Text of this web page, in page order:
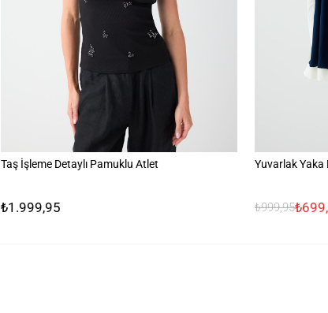
Taş İşleme Detaylı Pamuklu Atlet
₺1.999,95
Yuvarlak Yaka
₺999,95